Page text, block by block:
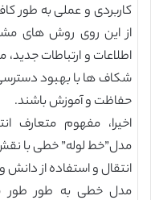
کاربردی و عملی به طور
از این روی روش های
اطلاعات و ارتباطات جدید،
شکاف ها با بهبود دسترسی
حفاظت و آموزش باشند.
اخیرا، مفهوم
مدل”خط لوله” خطی با
مدل خطی به طور طور